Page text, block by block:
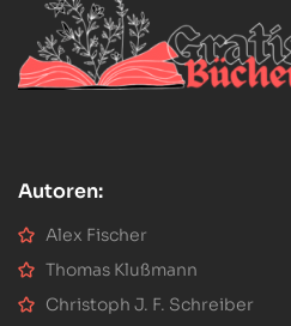
Autoren:
Alex Fischer
Thomas Klußmann
Christoph J. F. Schreiber